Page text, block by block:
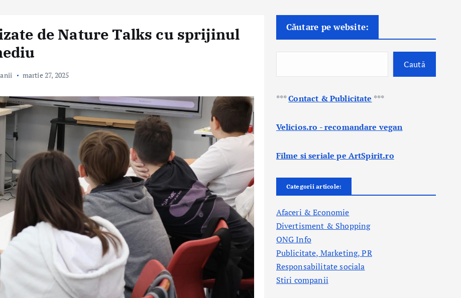
de Nature Talks cu sprijinul
martie 27, 2025
Căutare pe website:
Caută
***Contact & Publicitate ***
Velicios.ro - recomandare vegan
Filme si seriale pe ArtSpirit.ro
Categorii articole:
Afaceri & Economie
Divertisment & Shopping
ONG Info
Publicitate, Marketing, PR
Responsabilitate sociala
Stiri companii